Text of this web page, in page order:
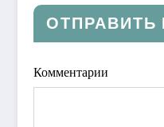
Комментарии